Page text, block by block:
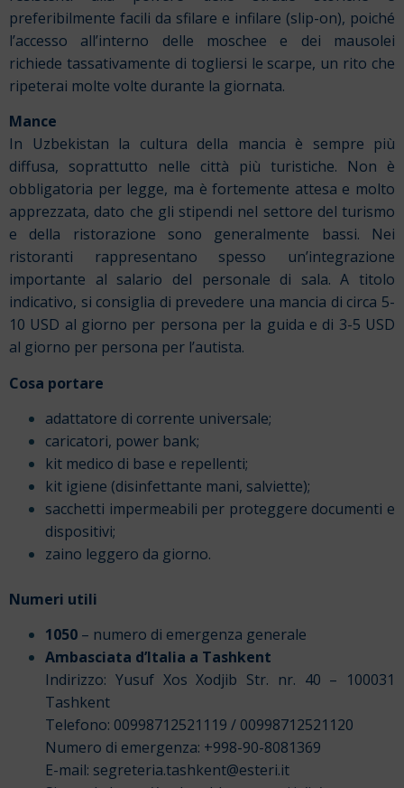
preferibilmente facili da sfilare e infilare (slip-on), poiché
l’accesso all’interno delle moschee e dei mausolei
richiede tassativamente di togliersi le scarpe, un rito che
ripeterai molte volte durante la giornata.
Mance
In Uzbekistan la cultura della mancia è sempre più
diffusa, soprattutto nelle città più turistiche. Non è
obbligatoria per legge, ma è fortemente attesa e molto
apprezzata, dato che gli stipendi nel settore del turismo
e della ristorazione sono generalmente bassi. Nei
ristoranti rappresentano spesso un’integrazione
importante al salario del personale di sala. A titolo
indicativo, si consiglia di prevedere una mancia di circa 5-
10 USD al giorno per persona per la guida e di 3-5 USD
al giorno per persona per l’autista.
Cosa portare
adattatore di corrente universale;
caricatori, power bank;
kit medico di base e repellenti;
kit igiene (disinfettante mani, salviette);
sacchetti impermeabili per proteggere documenti e
dispositivi;
zaino leggero da giorno.
Numeri utili
1050 – numero di emergenza generale
Ambasciata d’Italia a Tashkent
Indirizzo: Yusuf Xos Xodjib Str. nr. 40 – 100031
Tashkent
Telefono: 00998712521119 / 00998712521120
Numero di emergenza: +998-90-8081369
E-mail: segreteria.tashkent@esteri.it